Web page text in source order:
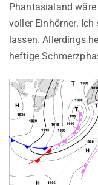
Phantasialand
voller Einhörner.
lassen. Allerdings
heftige